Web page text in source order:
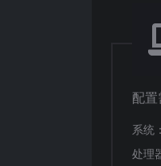
尽管
效也经
配
系统
处理